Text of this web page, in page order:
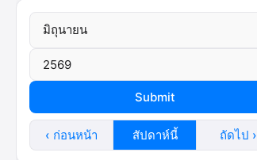
‹ ก่อนหน้า สัปดาห์นี้ ถัดไป ›